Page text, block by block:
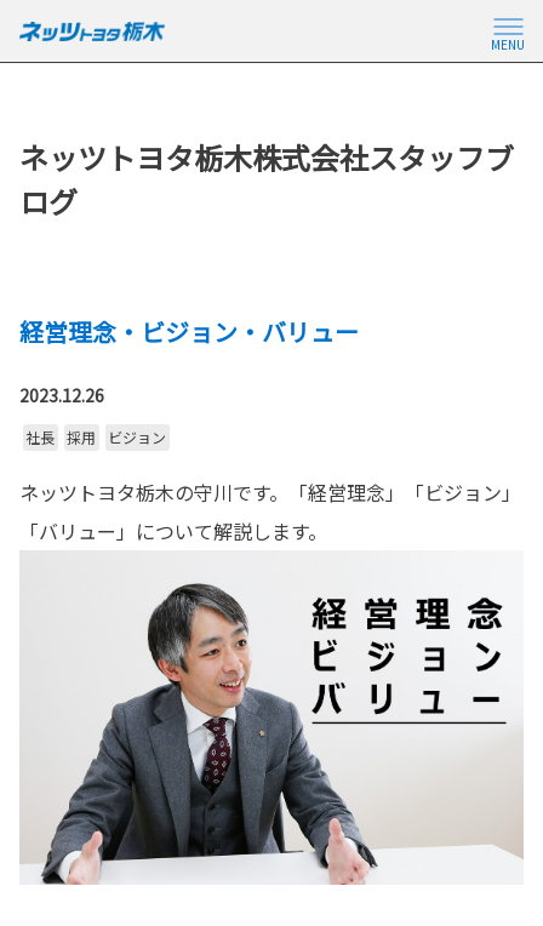
MENU
ネッツトヨタ栃木株式会社スタッフブ
ログ
経営理念・ビジョン・バリュー
2023.12.26
社長 採用 ビジョン
ネッツトヨタ栃木の守川です。「経営理念」「ビジョン」
「バリュー」について解説します。